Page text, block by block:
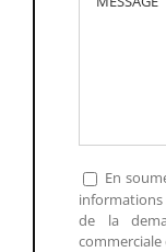
En
informations
de la